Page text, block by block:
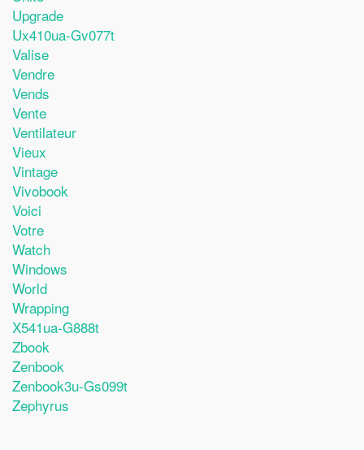
Upgrade
Ux410ua-Gv077t
Valise
Vendre
Vends
Vente
Ventilateur
Vieux
Vintage
Vivobook
Voici
Votre
Watch
Windows
World
Wrapping
X541ua-G888t
Zbook
Zenbook
Zenbook3u-Gs099t
Zephyrus